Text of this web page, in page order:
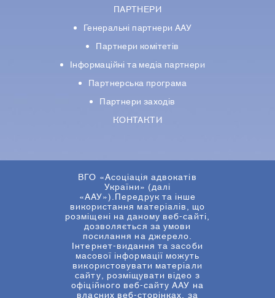
ПАРТНЕРИ
Генеральні партнери ААУ
Партнери комiтетiв
Iнформацiйнi та медіа партнери
Партнерська програма
Партнери заходів
КОНТАКТИ
ВГО «Асоціація адвокатів
України» (далі
«ААУ»).Передрук та інше
використання матеріалів, що
розміщені на даному веб-сайті,
дозволяється за умови
посилання на джерело.
Інтернет-видання та засоби
масової інформації можуть
використовувати матеріали
сайту, розміщувати відео з
офіційного веб-сайту ААУ на